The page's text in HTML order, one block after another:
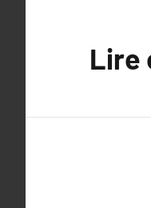
Lire